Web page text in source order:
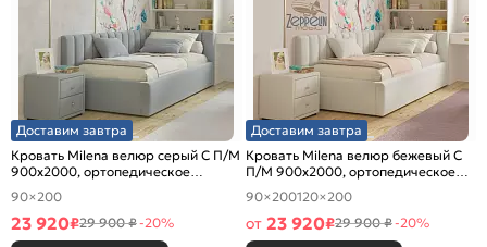
Доставим завтра
Кровать Milena велюр серый С П/М
900x2000, ортопедическое
основание, изголовье мягкое
90×200
23 920₽29 900 ₽-20%
Доставим завтра
Кровать Milena велюр бежевый С
П/М 900x2000, ортопедическое
основание, изголовье мягкое
90×200120×200
от 23 920₽29 900 ₽-20%